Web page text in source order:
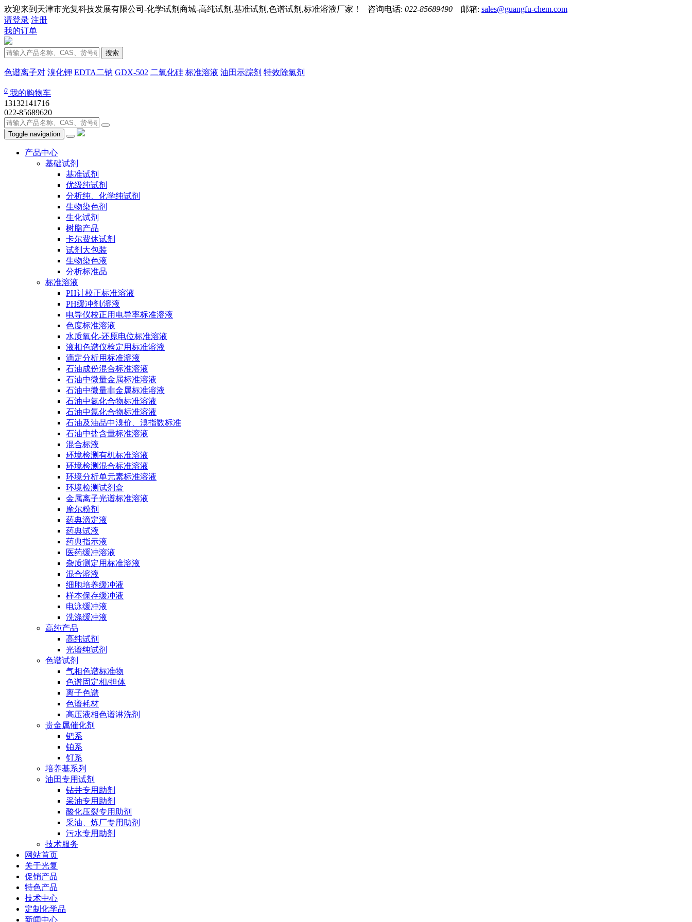
欢迎来到天津市光复科技发展有限公司-化学试剂商城-高纯试剂,基准试剂,色谱试剂,标准溶液厂家！ 咨询电话: 022-85689490 邮箱: sales@guangfu-chem.com
请登录 注册
我的订单
搜索
色谱离子对 溴化钾 EDTA二钠 GDX-502 二氧化硅 标准溶液 油田示踪剂 特效除氯剂
0 我的购物车
13132141716
022-85689620
Toggle navigation
产品中心
基础试剂
基准试剂
优级纯试剂
分析纯、化学纯试剂
生物染色剂
生化试剂
树脂产品
卡尔费休试剂
试剂大包装
生物染色液
分析标准品
标准溶液
PH计校正标准溶液
PH缓冲剂/溶液
电导仪校正用电导率标准溶液
色度标准溶液
水质氧化-还原电位标准溶液
液相色谱仪检定用标准溶液
滴定分析用标准溶液
石油成份混合标准溶液
石油中微量金属标准溶液
石油中微量非金属标准溶液
石油中氮化合物标准溶液
石油中氯化合物标准溶液
石油及油品中溴价、溴指数标准
石油中盐含量标准溶液
混合标液
环境检测有机标准溶液
环境检测混合标准溶液
环境分析单元素标准溶液
环境检测试剂盒
金属离子光谱标准溶液
摩尔粉剂
药典滴定液
药典试液
药典指示液
医药缓冲溶液
杂质测定用标准溶液
混合溶液
细胞培养缓冲液
样本保存缓冲液
电泳缓冲液
洗涤缓冲液
高纯产品
高纯试剂
光谱纯试剂
色谱试剂
气相色谱标准物
色谱固定相/担体
离子色谱
色谱耗材
高压液相色谱淋洗剂
贵金属催化剂
钯系
铂系
钌系
培养基系列
油田专用试剂
钻井专用助剂
采油专用助剂
酸化压裂专用助剂
采油、炼厂专用助剂
污水专用助剂
技术服务
网站首页
关于光复
促销产品
特色产品
技术中心
定制化学品
新闻中心